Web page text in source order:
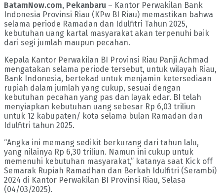
BatamNow.com, Pekanbaru – Kantor Perwakilan Bank
Indonesia Provinsi Riau (KPw BI Riau) memastikan bahwa
selama periode Ramadan dan Idulfitri Tahun 2025,
kebutuhan uang kartal masyarakat akan terpenuhi baik
dari segi jumlah maupun pecahan.
Kepala Kantor Perwakilan BI Provinsi Riau Panji Achmad
mengatakan selama periode tersebut, untuk wilayah Riau,
Bank Indonesia, bertekad untuk menjamin ketersediaan
rupiah dalam jumlah yang cukup, sesuai dengan
kebutuhan pecahan yang pas dan layak edar. BI telah
menyiapkan kebutuhan uang sebesar Rp 6,03 triliun
untuk 12 kabupaten/ kota selama bulan Ramadan dan
Idulfitri tahun 2025.
“Angka ini memang sedikit berkurang dari tahun lalu,
yang nilainya Rp 6,30 triliun. Namun ini cukup untuk
memenuhi kebutuhan masyarakat,” katanya saat Kick off
Semarak Rupiah Ramadhan dan Berkah Idulfitri (Serambi)
2024 di Kantor Perwakilan BI Provinsi Riau, Selasa
(04/03/2025).